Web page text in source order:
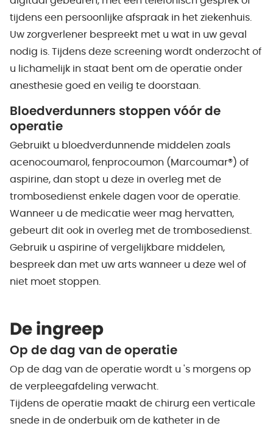
tijdens een persoonlijke afspraak in het ziekenhuis.
Uw zorgverlener bespreekt met u wat in uw geval
nodig is. Tijdens deze screening wordt onderzocht of
u lichamelijk in staat bent om de operatie onder
anesthesie goed en veilig te doorstaan.
Bloedverdunners stoppen vóór de
operatie
Gebruikt u bloedverdunnende middelen zoals
acenocoumarol, fenprocoumon (Marcoumar®) of
aspirine, dan stopt u deze in overleg met de
trombosedienst enkele dagen voor de operatie.
Wanneer u de medicatie weer mag hervatten,
gebeurt dit ook in overleg met de trombosedienst.
Gebruik u aspirine of vergelijkbare middelen,
bespreek dan met uw arts wanneer u deze wel of
niet moet stoppen.
De ingreep
Op de dag van de operatie
Op de dag van de operatie wordt u 's morgens op
de verpleegafdeling verwacht.
Tijdens de operatie maakt de chirurg een verticale
snede in de onderbuik om de katheter in de